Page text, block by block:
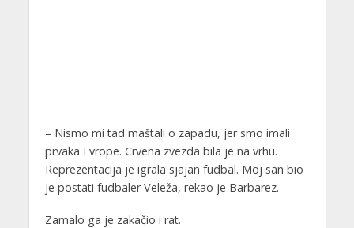
– Nismo mi tad maštali o zapadu, jer smo imali
prvaka Evrope. Crvena zvezda bila je na vrhu.
Reprezentacija je igrala sjajan fudbal. Moj san bio
je postati fudbaler Veleža, rekao je Barbarez.
Zamalo ga je zakačio i rat.